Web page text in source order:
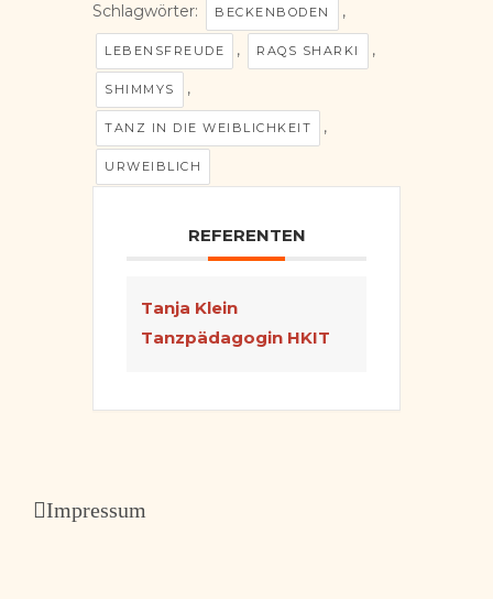
Schlagwörter: BECKENBODEN ,
LEBENSFREUDE , RAQS SHARKI ,
SHIMMYS ,
TANZ IN DIE WEIBLICHKEIT ,
URWEIBLICH
REFERENTEN
Tanja Klein
Tanzpädagogin HKIT
Impressum